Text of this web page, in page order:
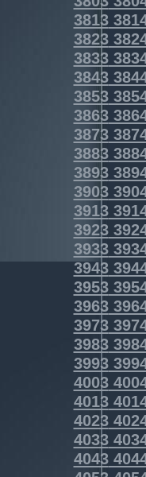
3813
3823
3833
3843
3853
3863
3873
3883
3893
3903
3913
3923
3933
3943
3953
3963
3973
3983
3993
4003
4013
4023
4033
4043